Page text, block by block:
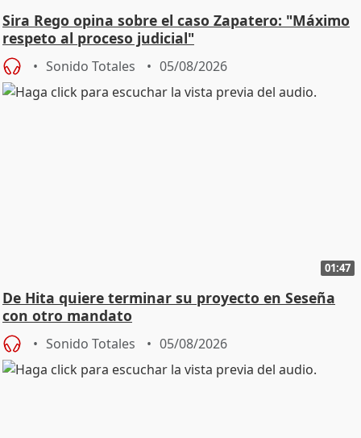
Sira Rego opina sobre el caso Zapatero: "Máximo
respeto al proceso judicial"
Sonido Totales 05/08/2026
01:47
De Hita quiere terminar su proyecto en Seseña
con otro mandato
Sonido Totales 05/08/2026